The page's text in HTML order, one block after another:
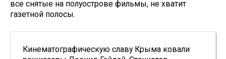
все снятые на полуострове фильмы, не хватит
газетной полосы.
Кинематографическую славу Крыма ковали